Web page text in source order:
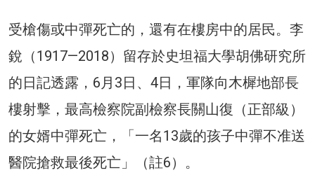
受槍傷或中彈死亡的，還有在樓房中的居民。李
銳（1917—2018）留存於史坦福大學胡佛研究所
的日記透露，6月3日、4日，軍隊向木樨地部長
樓射擊，最高檢察院副檢察長關山復（正部級）
的女婿中彈死亡，「一名13歲的孩子中彈不准送
醫院搶救最後死亡」（註6）。